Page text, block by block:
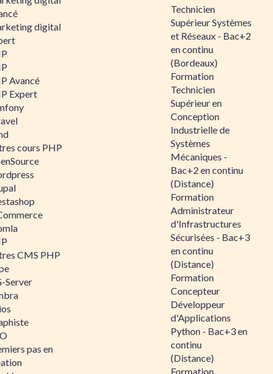
digital
Avancé
Expert
cours PHP
CMS PHP
Server
pas en
Technicien
Supérieur Systèmes
et Réseaux - Bac+2
en continu
(Bordeaux)
Formation
Technicien
Supérieur en
Conception
Industrielle de
Systèmes
Mécaniques -
Bac+2 en continu
(Distance)
Formation
Administrateur
d'Infrastructures
Sécurisées - Bac+3
en continu
(Distance)
Formation
Concepteur
Développeur
d'Applications
Python - Bac+3 en
continu
(Distance)
Formation